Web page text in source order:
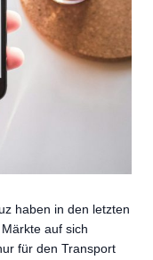
haben in den letzten
auf sich
für den Transport